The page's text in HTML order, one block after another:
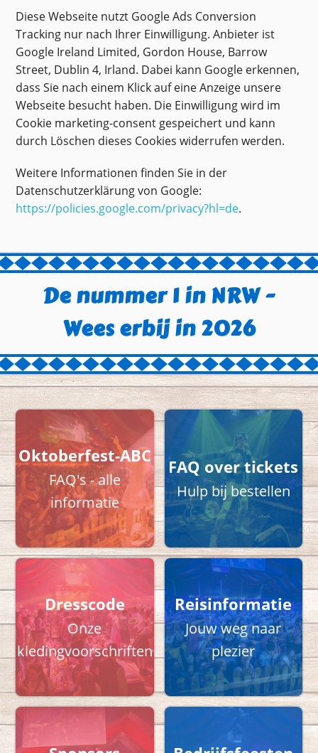
Diese Webseite nutzt Google Ads Conversion
Tracking nur nach Ihrer Einwilligung. Anbieter ist
Google Ireland Limited, Gordon House, Barrow
Street, Dublin 4, Irland. Dabei kann Google erkennen,
dass Sie nach einem Klick auf eine Anzeige unsere
Webseite besucht haben. Die Einwilligung wird im
Cookie marketing-consent gespeichert und kann
durch Löschen dieses Cookies widerrufen werden.
Weitere Informationen finden Sie in der
Datenschutzerklärung von Google:
https://policies.google.com/privacy?hl=de.
De nummer 1 in NRW -
Wees erbij in 2026
Oktoberfest-ABC
FAQ's - alle
informatie
FAQ over tickets
Hulp bij bestellen
Dresscode
Onze
kledingvoorschriften
Reisinformatie
Jouw weg naar
plezier